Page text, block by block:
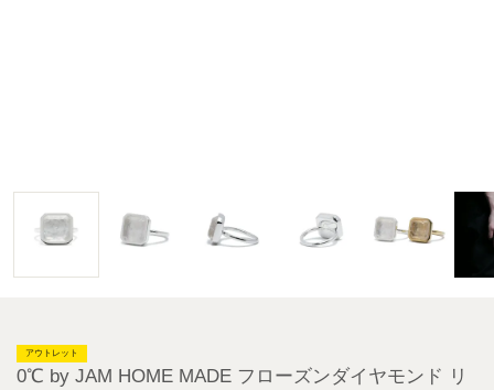
アウトレット
0℃ by JAM HOME MADE フローズンダイヤモンド リ